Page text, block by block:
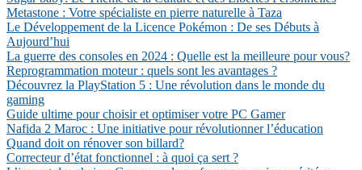
Metastone : Votre spécialiste en pierre naturelle à Taza
Le Développement de la Licence Pokémon : De ses Débuts à
Aujourd’hui
La guerre des consoles en 2024 : Quelle est la meilleure pour vous?
Reprogrammation moteur : quels sont les avantages ?
Découvrez la PlayStation 5 : Une révolution dans le monde du
gaming
Guide ultime pour choisir et optimiser votre PC Gamer
Nafida 2 Maroc : Une initiative pour révolutionner l’éducation
Quand doit on rénover son billard?
Correcteur d’état fonctionnel : à quoi ça sert ?